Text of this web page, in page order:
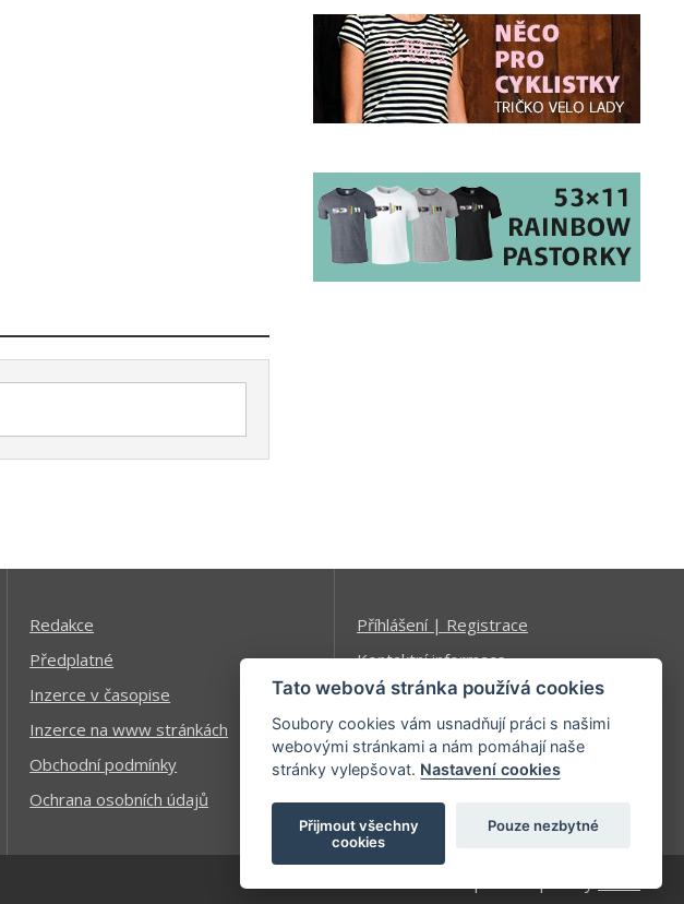
Redakce
Předplatné
Inzerce v časopise
Inzerce na www stránkách
Obchodní podmínky
Ochrana osobních údajů
Příhlášení | Registrace
Kontaktní informace
Mapa stránek
Tato webová stránka používá cookies
Soubory cookies vám usnadňují práci s našimi
webovými stránkami a nám pomáhají naše
stránky vylepšovat. Nastavení cookies
Přijmout všechny
cookies
Pouze nezbytné